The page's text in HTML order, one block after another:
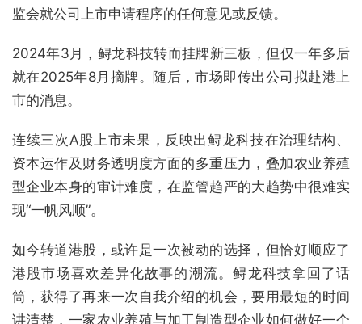
监会就公司上市申请程序的任何意见或反馈。
2024年3月，鲟龙科技转而挂牌新三板，但仅一年多后
就在2025年8月摘牌。随后，市场即传出公司拟赴港上
市的消息。
连续三次A股上市未果，反映出鲟龙科技在治理结构、
资本运作及财务透明度方面的多重压力，叠加农业养殖
型企业本身的审计难度，在监管趋严的大趋势中很难实
现“一帆风顺”。
如今转道港股，或许是一次被动的选择，但恰好顺应了
港股市场喜欢差异化故事的潮流。鲟龙科技拿回了话
筒，获得了再来一次自我介绍的机会，要用最短的时间
讲清楚，一家农业养殖与加工制造型企业如何做好一个